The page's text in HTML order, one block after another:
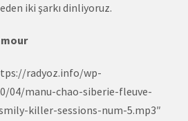
iki şarkı dinliyoruz.
radyoz.info/wp-
04/manu-chao-siberie-fleuve-
killer-sessions-num-5.mp3″